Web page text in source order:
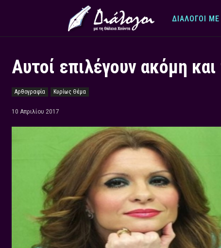
ΔΙΆΛΟΓΟΙ
Αυτοί επιλέγουν ακόμη
Αρθογραφία Κυρίως Θέμα
10 Απριλίου 2017